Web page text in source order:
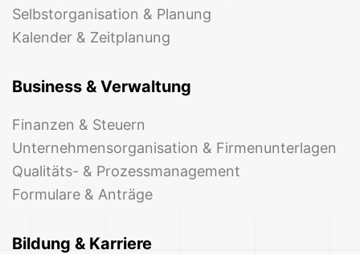
Selbstorganisation & Planung
Kalender & Zeitplanung
Business & Verwaltung
Finanzen & Steuern
Unternehmensorganisation & Firmenunterlagen
Qualitäts- & Prozessmanagement
Formulare & Anträge
Bildung & Karriere